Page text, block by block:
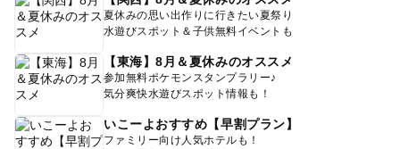
夏休みの思い出作りに行きたい夏祭り
水遊びスポット＆子供無料イベントも
【東海】8月＆夏休みのオススメ
参加無料ポケモンスタンプラリー♪
気分爽快水遊びスポット情報も！
いこーよおすすめ【早割プラン】
ファミリー向け人気ホテルも！